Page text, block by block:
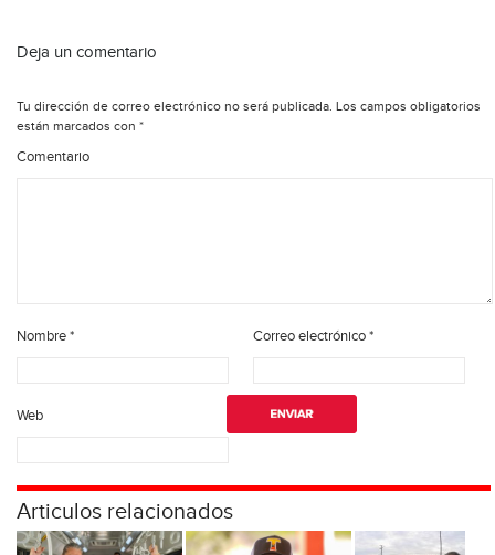
Deja un comentario
Tu dirección de correo electrónico no será publicada. Los campos obligatorios
están marcados con *
Comentario
Nombre* Correo electrónico*
Web
Articulos relacionados